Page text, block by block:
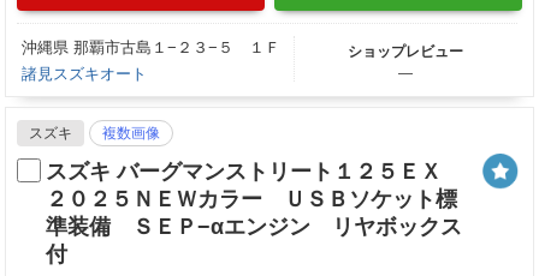
沖縄県 那覇市古島１−２３−５ １Ｆ
諸見スズキオート
ショップレビュー
―
スズキ 複数画像
スズキ バーグマンストリート１２５ＥＸ
２０２５ＮＥＷカラー ＵＳＢソケット標
準装備 ＳＥＰ−αエンジン リヤボックス
付